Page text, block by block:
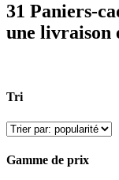
31 Paniers-
une livraison
Tri
Gamme de prix